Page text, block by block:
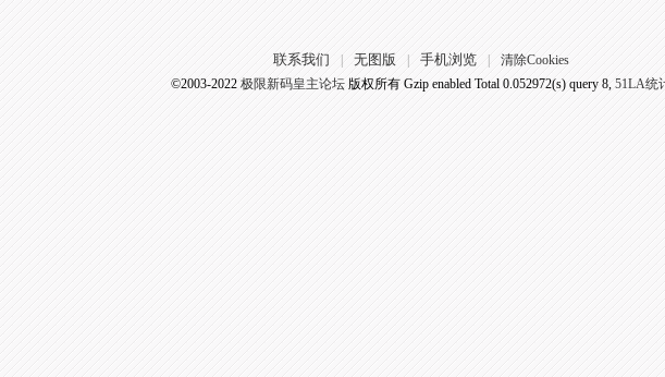
联系我们 无图版 手机浏览
清除Cookies
©2003-2022 极限新码皇主论坛版权所有 Gzip enabled Total 0.052972(s) query 8, 51LA统